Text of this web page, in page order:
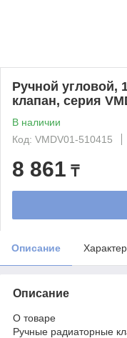
Ручной угловой,
клапан, серия
В наличии
Код: VMDV01-510415
8 861 ₸
Описание
Описание
О товаре
Ручные радиаторные